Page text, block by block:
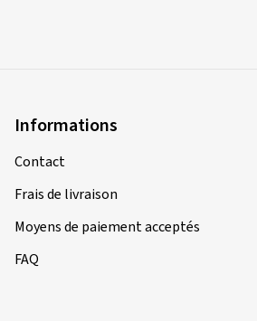
Informations
Contact
Frais de livraison
Moyens de paiement acceptés
FAQ